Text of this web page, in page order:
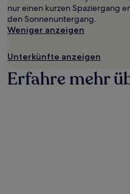
nur einen kurzen Spaziergang
den Sonnenuntergang.
Weniger anzeigen
Unterkünfte anzeigen
Erfahre mehr